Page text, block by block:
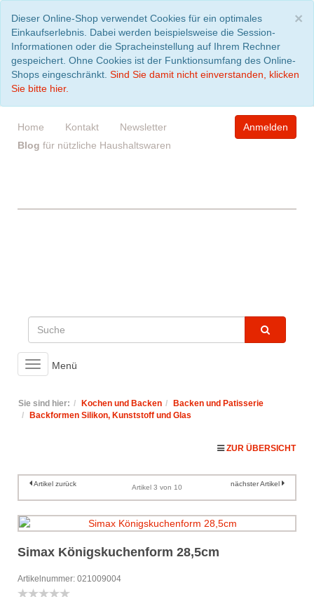
×
Dieser Online-Shop verwendet Cookies für ein optimales
Einkaufserlebnis. Dabei werden beispielsweise die Session-
Informationen oder die Spracheinstellung auf Ihrem Rechner
gespeichert. Ohne Cookies ist der Funktionsumfang des Online-
Shops eingeschränkt. Sind Sie damit nicht einverstanden, klicken
Sie bitte hier.
Home Kontakt
Newsletter
Blog für nützliche Haushaltswaren
Anmelden
Toggle
navigation
Menü
Sie sind hier: Kochen und Backen
Backen und Patisserie
Backformen Silikon, Kunststoff und Glas
ZUR ÜBERSICHT
Artikel zurück Artikel 3 von 10 nächster Artikel
Simax Königskuchenform 28,5cm
Artikelnummer: 021009004